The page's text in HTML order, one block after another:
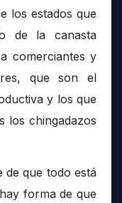
los estados que
de la canasta
comerciantes y
que son el
y los que
los chingadazos
de que todo está
forma de que